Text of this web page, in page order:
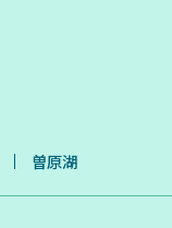
曽原湖